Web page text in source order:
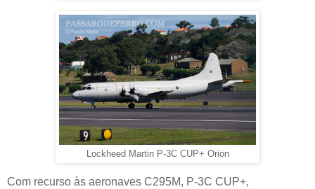
Lockheed Martin P-3C CUP+ Orion
Com recurso às aeronaves C295M, P-3C CUP+,